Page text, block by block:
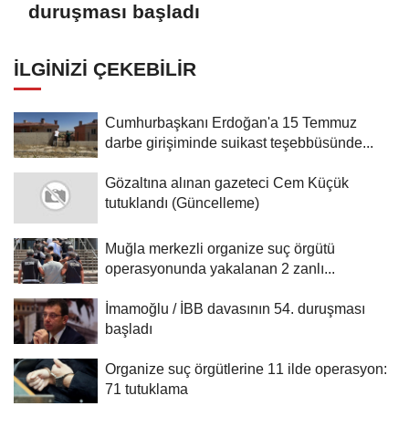
duruşması başladı
İLGINIZI ÇEKEBILIR
Cumhurbaşkanı Erdoğan'a 15 Temmuz
darbe girişiminde suikast teşebbüsünde...
Gözaltına alınan gazeteci Cem Küçük
tutuklandı (Güncelleme)
Muğla merkezli organize suç örgütü
operasyonunda yakalanan 2 zanlı...
İmamoğlu / İBB davasının 54. duruşması
başladı
Organize suç örgütlerine 11 ilde operasyon:
71 tutuklama